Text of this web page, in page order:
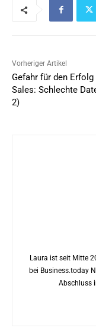
Vorheriger Artikel
Gefahr für den Erfolg
Sales: Schlechte
2)
Laura ist seit Mitte
bei Business.today
Abschluss